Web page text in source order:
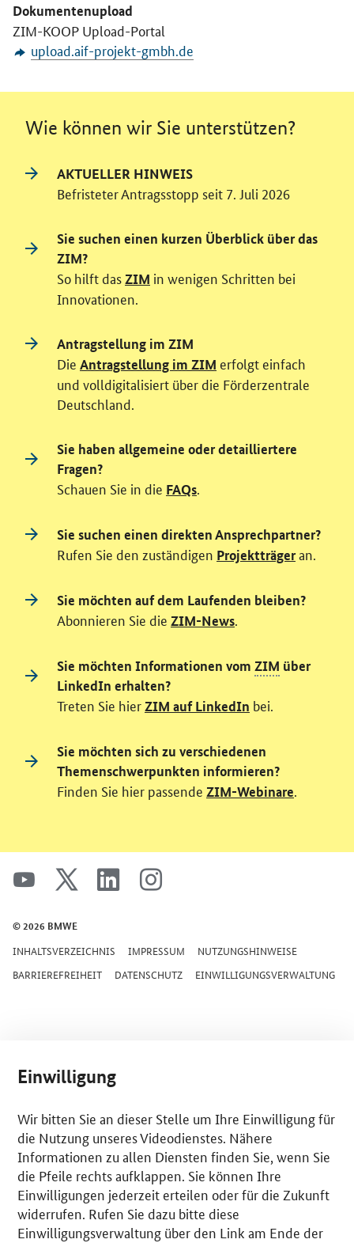
Dokumentenupload
ZIM-KOOP Upload-Portal
upload.aif-projekt-gmbh.de
Wie können wir Sie unterstützen?
AKTUELLER HINWEIS
Befristeter Antragsstopp seit 7. Juli 2026
Sie suchen einen kurzen Überblick über das
ZIM?
So hilft dasZIM in wenigen Schritten bei
Innovationen.
Antragstellung im ZIM
Die Antragstellung im ZIM erfolgt einfach
und volldigitalisiert über die Förderzentrale
Deutschland.
Sie haben allgemeine oder detailliertere
Fragen?
Schauen Sie in die FAQs
Sie suchen einen direkten Ansprechpartner?
Rufen Sie den zuständigen Projektträgeran.
Sie möchten auf dem Laufenden bleiben?
Abonnieren Sie die ZIM-News
Sie möchten Informationen vom ZIM über
LinkedIn erhalten?
Treten Sie hierZIM auf LinkedIn bei.
Sie möchten sich zu verschiedenen
Themenschwerpunkten informieren?
Finden Sie hier passende ZIM-Webinare
SrOnlyServicemenü
youtube x linkedin instagram
© 2026 BMWE
INHALTSVERZEICHNIS IMPRESSUM
NUTZUNGSHINWEISE
BARRIEREFREIHEIT
DATENSCHUTZ EINWILLIGUNGSVERWALTUNG
Einwilligung
Wir bitten Sie an dieser Stelle um Ihre Einwilligung für
die Nutzung unseres Videodienstes. Nähere
Informationen zu allen Diensten finden Sie, wenn Sie
die Pfeile rechts aufklappen. Sie können Ihre
Einwilligungen jederzeit erteilen oder für die Zukunft
widerrufen. Rufen Sie dazu bitte diese
Einwilligungsverwaltung über den Link am Ende der